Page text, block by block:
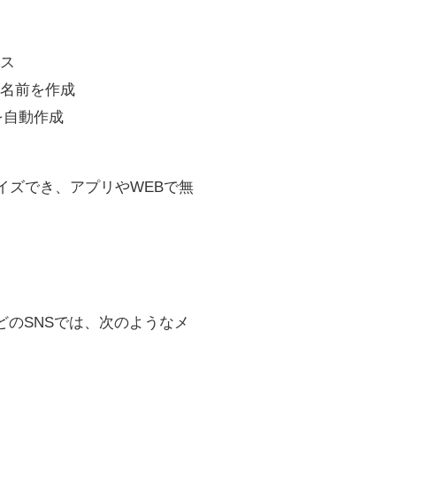
前を作成
動作成
ズでき、アプリやWEBで無
SNSでは、次のようなメ